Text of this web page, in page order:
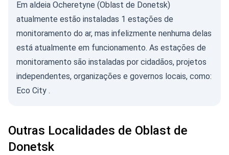
Em aldeia Ocheretyne (Oblast de Donetsk)
atualmente estão instaladas 1 estações de
monitoramento do ar, mas infelizmente nenhuma delas
está atualmente em funcionamento. As estações de
monitoramento são instaladas por cidadãos, projetos
independentes, organizações e governos locais, como:
Eco City .
Outras Localidades de Oblast de
Donetsk